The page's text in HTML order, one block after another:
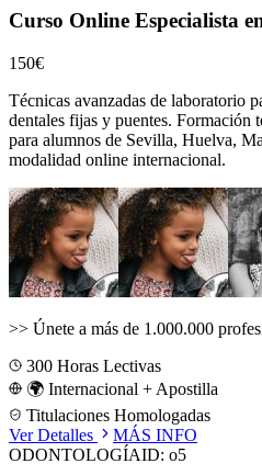
Curso Online Especialista
150€
Técnicas avanzadas de laboratorio
dentales fijas y puentes. Formación
para alumnos de Sevilla, Huelva,
modalidad online internacional.
>> Únete a más de 1.000.000
300 Horas Lectivas
🌍 Internacional + Apostilla
Titulaciones Homologadas
Ver Detalles
MÁS INFO
ODONTOLOGÍAID: o5